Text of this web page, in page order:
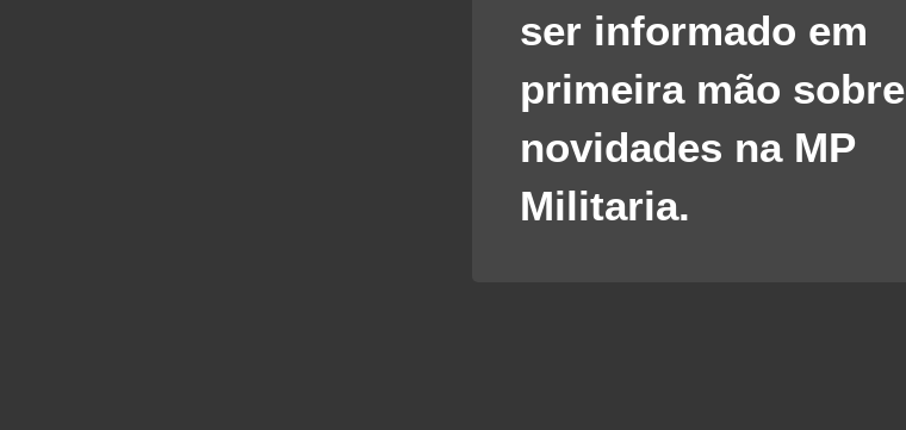
ser informado em
primeira mão sobre
novidades na MP
Militaria.